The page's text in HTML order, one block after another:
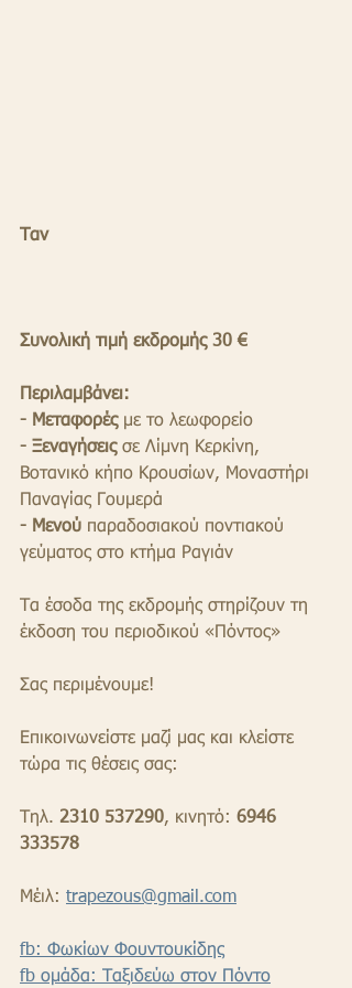
Ταν
Συνολική τιμή εκδρομής 30 €
Περιλαμβάνει:
- Μεταφορές με το λεωφορείο
- Ξεναγήσεις σε Λίμνη Κερκίνη,
Βοτανικό κήπο Κρουσίων, Μοναστήρι
Παναγίας Γουμερά
- Μενού παραδοσιακού ποντιακού
γεύματος στο κτήμα Ραγιάν
Τα έσοδα της εκδρομής στηρίζουν τη
έκδοση του περιοδικού «Πόντος»
Σας περιμένουμε!
Επικοινωνείστε μαζί μας και κλείστε
τώρα τις θέσεις σας:
Τηλ. 2310 537290, κινητό: 6946
333578
Μέιλ: trapezous@gmail.com
fb: Φωκίων Φουντουκίδης
fb ομάδα: Ταξιδεύω στον Πόντο